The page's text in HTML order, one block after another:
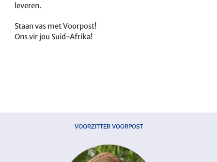
leveren.
Staan vas met Voorpost!
Ons vir jou Suid-Afrika!
VOORZITTER VOORPOST